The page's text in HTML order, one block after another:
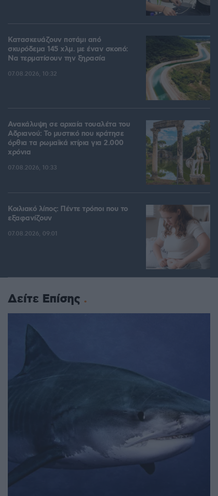
Κατασκευάζουν ποτάμι από
σκυρόδεμα 145 χλμ. με έναν σκοπό:
Να τερματίσουν την ξηρασία
07.08.2026, 10:32
Ανακάλυψη σε αρχαία τουαλέτα του
Αδριανού: Το μυστικό που κράτησε
όρθια τα ρωμαϊκά κτίρια για 2.000
χρόνια
07.08.2026, 10:33
Κοιλιακό λίπος: Πέντε τρόποι που το
εξαφανίζουν
07.08.2026, 09:01
Δείτε Επίσης